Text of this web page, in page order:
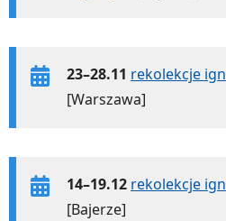
23–28.11 rekolekcje
[Warszawa]
14–19.12 rekolekcje
[Bajerze]